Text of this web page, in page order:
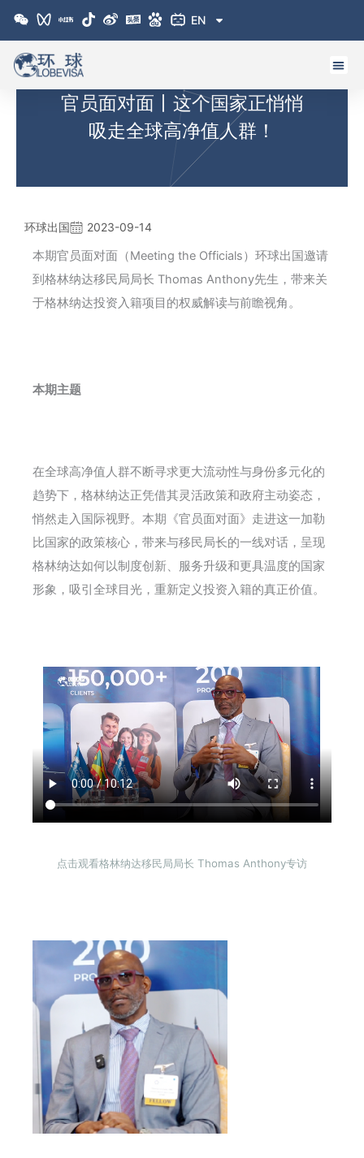
EN
官员面对面丨这个国家正悄悄
吸走全球高净值人群！
环球出国 2023-09-14
本期官员面对面（Meeting the Officials）环球出国邀请
到格林纳达移民局局长 Thomas Anthony先生，带来关
于格林纳达投资入籍项目的权威解读与前瞻视角。
本期主题
在全球高净值人群不断寻求更大流动性与身份多元化的
趋势下，格林纳达正凭借其灵活政策和政府主动姿态，
悄然走入国际视野。本期《官员面对面》走进这一加勒
比国家的政策核心，带来与移民局长的一线对话，呈现
格林纳达如何以制度创新、服务升级和更具温度的国家
形象，吸引全球目光，重新定义投资入籍的真正价值。
点击观看格林纳达移民局局长 Thomas Anthony专访